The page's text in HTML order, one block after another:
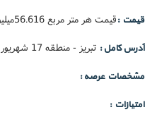
قیمت :قيمت هر متر مربع 56.616ميليون تومان قيمت کل 6.35ميليارد تومان
آدرس کامل : تبریز - منطقه 17 شهریور جدید
مشخصات عرصه :
امتیازات :